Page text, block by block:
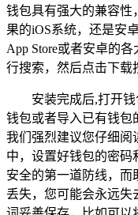
钱包具有强大的兼容性
果的iOS系统，还是安
App Store或者安卓的
行搜索，然后点击下载
安装完成后,打开
钱包或者导入已有钱包
我们强烈建议您仔细阅
中，设置好钱包的密
安全的第一道防线，而
丢失，您可能会永远